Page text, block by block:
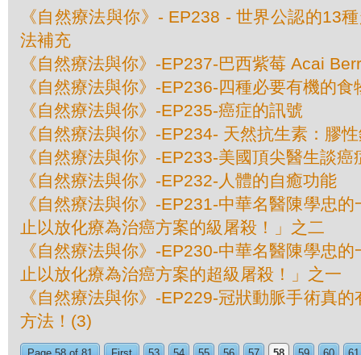
《自然療法與你》- EP238 - 世界公認的13
法補充
《自然療法與你》-EP237-巴西紫莓 Acai
《自然療法與你》-EP236-四種必要有機的食
《自然療法與你》-EP235-癌症的訊號
《自然療法與你》-EP234- 天然抗生素：膠
《自然療法與你》-EP233-美國頂尖醫​​生談
《自然療法與你》-EP232-人體的自癒功能
《自然療法與你》-EP231-中華名醫陳學忠
止以放化療為治癌方案的級屠殺！」之二
《自然療法與你》-EP230-中華名醫陳學忠
止以放化療為治癌方案的超級屠殺！」之一
《自然療法與你》-EP229-冠狀動脈手術真
方法！(3)